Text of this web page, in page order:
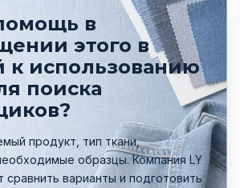
в
этого в
к использованию
поиска
продукт, тип ткани,
образцы. Компания LY
сравнить варианты и подготовить